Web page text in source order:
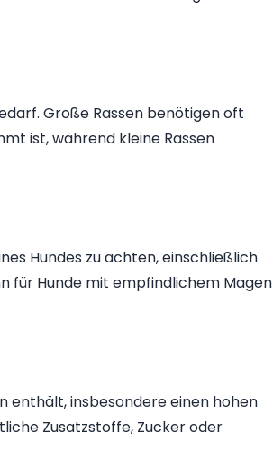
Große Rassen benötigen oft
ist, während kleine Rassen
Hundes zu achten, einschließlich
für Hunde mit empfindlichem Magen
enthält, insbesondere einen hohen
Zusatzstoffe, Zucker oder